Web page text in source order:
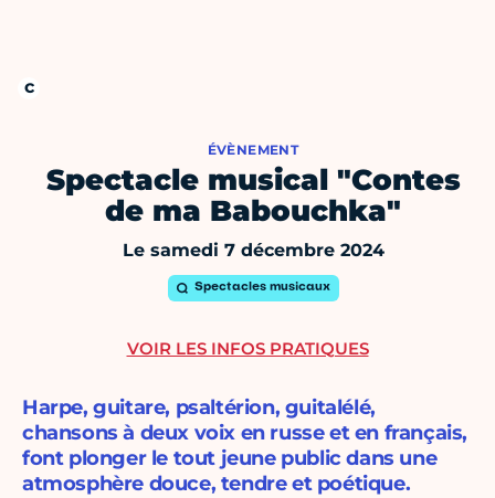
ÉVÈNEMENT
Spectacle musical "Contes
de ma Babouchka"
Le samedi 7 décembre 2024
Spectacles musicaux
Harpe, guitare, psaltérion, guitalélé,
chansons à deux voix en russe et en français,
font plonger le tout jeune public dans une
atmosphère douce, tendre et poétique.
VOIR LES INFOS PRATIQUES